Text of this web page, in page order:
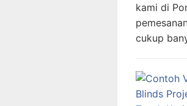
kami di
cukup